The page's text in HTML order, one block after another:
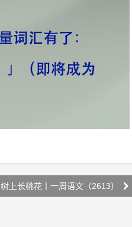
树上长桃花丨一周语文（2613）